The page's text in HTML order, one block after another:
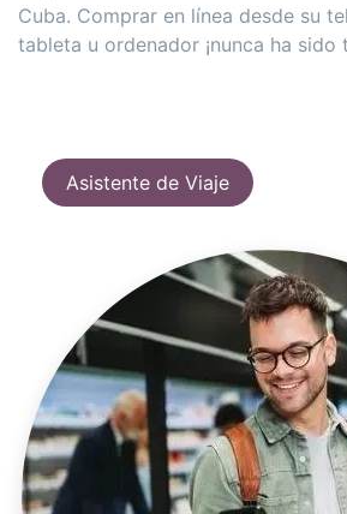
Cuba. Comprar en línea desde su
tableta u ordenador ¡nunca ha sido
Asistente de Viaje